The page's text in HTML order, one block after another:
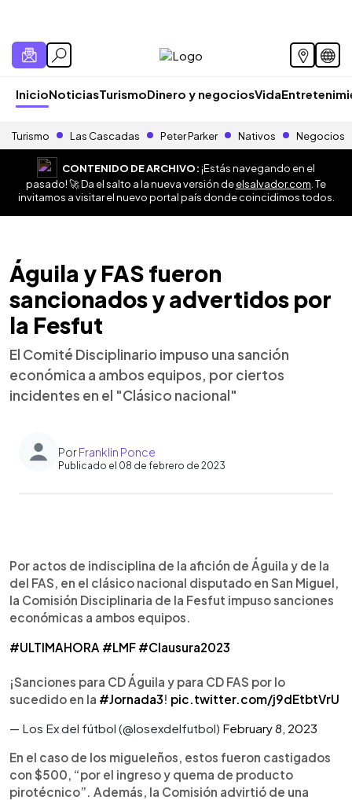
InicioNoticiasTurismoDinero y negociosVida
Turismo Las Cascadas Peter Parker Nativos Negocios
CONTENIDO DE ARCHIVO:¡Estás navegando en el
pasado! 🚀 Da el salto a la nueva versión deelsalvador.com . Te
invitamos a visitar el nuevo portal país donde coincidimos todos.
Águila y FAS fueron
sancionados y advertidos por
la Fesfut
El Comité Disciplinario impuso una sanción
económica a ambos equipos, por ciertos
incidentes en el "Clásico nacional"
PorFranklin Ponce
Publicado el 08 de febrero de 2023
► Escuchar artículo
Por actos de indisciplina de la afición de Águila y de la
del FAS, en el clásico nacional disputado en San Miguel,
la Comisión Disciplinaria de la Fesfut impuso sanciones
económicas a ambos equipos.
#ULTIMAHORA #LMF #Clausura2023
¡Sanciones para CD Águila y para CD FAS por lo
sucedido en la #Jornada3! pic.twitter.com/j9dEtbtVrU
— Los Ex del fútbol (@losexdelfutbol) February 8, 2023
En el caso de los migueleños, estos fueron castigados
con $500, “por el ingreso y quema de producto
pirotécnico”. Además, la Comisión advirtió de una